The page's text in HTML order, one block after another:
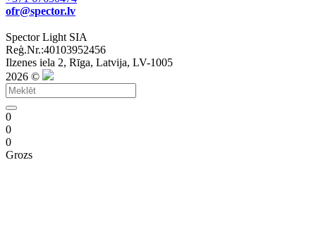
ofr@spector.lv
Spector Light SIA
Reģ.Nr.:40103952456
Ilzenes iela 2, Rīga, Latvija, LV-1005
2026 ©
0
0
0
Grozs